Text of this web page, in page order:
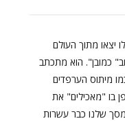
יצאו מתוך העולם
כמובן". הוא מתכתב
מיתוס הערפדים
בו "מאכילים" את
שלנו כבר עשרות